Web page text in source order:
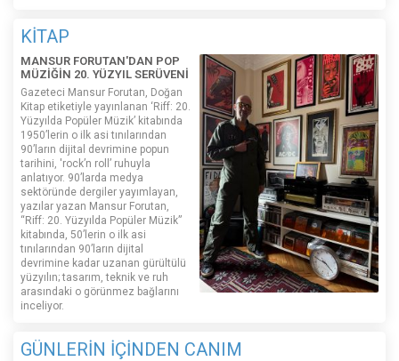
KİTAP
MANSUR FORUTAN'DAN POP
MÜZİĞİN 20. YÜZYIL SERÜVENİ
Gazeteci Mansur Forutan, Doğan
Kitap etiketiyle yayınlanan ‘Riff: 20.
Yüzyılda Popüler Müzik’ kitabında
1950’lerin o ilk asi tınılarından
90’ların dijital devrimine popun
tarihini, 'rock’n roll’ ruhuyla
anlatıyor. 90’larda medya
sektöründe dergiler yayımlayan,
yazılar yazan Mansur Forutan,
“Riff: 20. Yüzyılda Popüler Müzik”
kitabında, 50’lerin o ilk asi
tınılarından 90’ların dijital
devrimine kadar uzanan gürültülü
yüzyılın; tasarım, teknik ve ruh
arasındaki o görünmez bağlarını
inceliyor.
GÜNLERİN İÇİNDEN CANIM